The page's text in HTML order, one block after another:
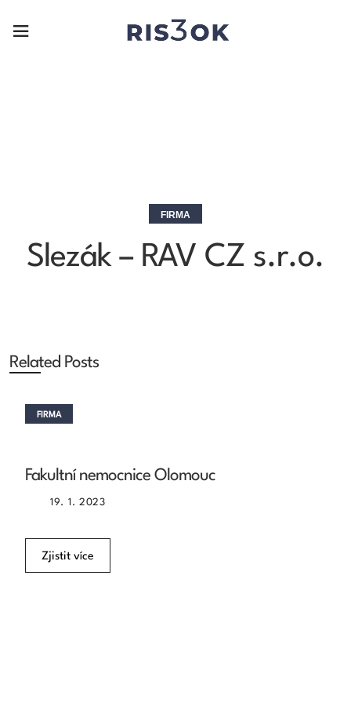
FIRMA
Slezák – RAV CZ s.r.o.
Related Posts
FIRMA
Fakultní nemocnice Olomouc
19. 1. 2023
Zjistit více